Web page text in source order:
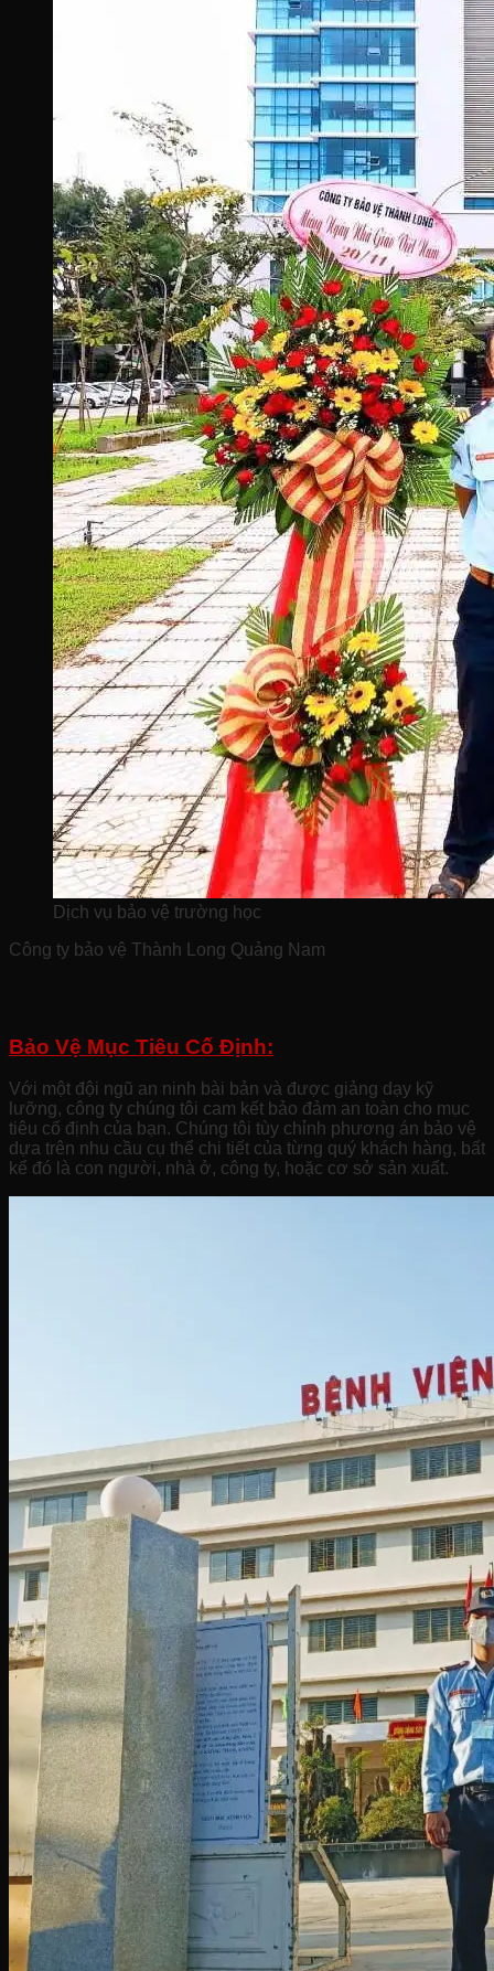
Dịch vụ bảo vệ trường học
Công ty bảo vệ Thành Long Quảng Nam
Bảo Vệ Mục Tiêu Cố Định:
Với một đội ngũ an ninh bài bản và được giảng dạy kỹ
lưỡng, công ty chúng tôi cam kết bảo đảm an toàn cho mục
tiêu cố định của bạn. Chúng tôi tùy chỉnh phương án bảo vệ
dựa trên nhu cầu cụ thể chi tiết của từng quý khách hàng, bất
kể đó là con người, nhà ở, công ty, hoặc cơ sở sản xuất.